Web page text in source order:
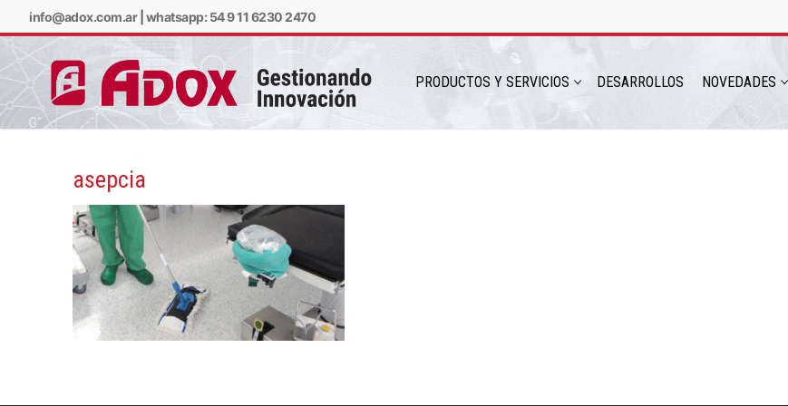
info@adox.com.ar| whatsapp: 54 9 11 6230 2470
PRODUCTOS Y SERVICIOS DESARROLLOS NOVEDADES
info@adox.com.ar
asepcia